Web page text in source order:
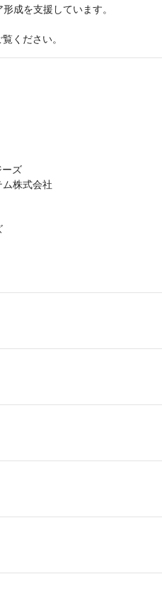
成を支援しています。
ください。
ーズ
株式会社